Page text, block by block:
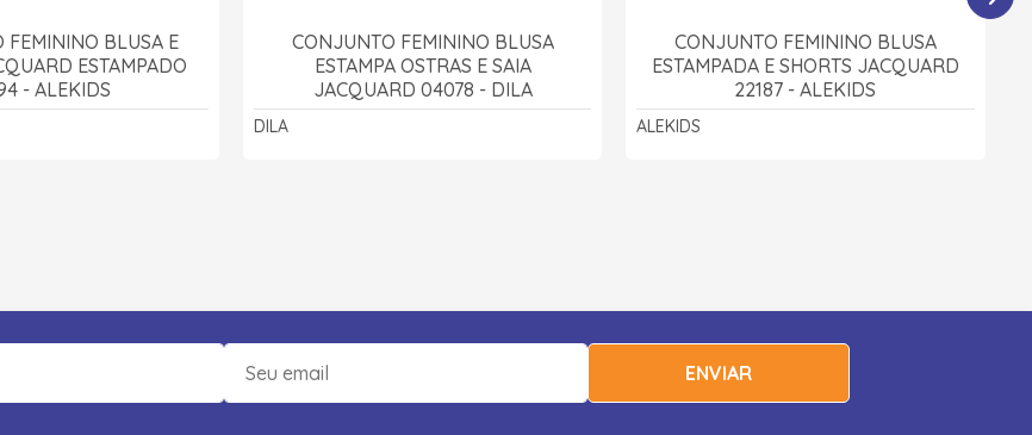
FEMININO BLUSA E
ESTAMPADO
- ALEKIDS
CONJUNTO FEMININO BLUSA
ESTAMPA OSTRAS E SAIA
JACQUARD 04078 - DILA
DILA
CONJUNTO FEMININO BLUSA
ESTAMPADA E SHORTS JACQUARD
22187 - ALEKIDS
ALEKIDS
ENVIAR